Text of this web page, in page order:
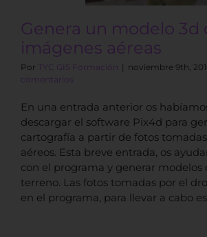
Genera un modelo 3d
imágenes aéreas
Por TYC GIS Formación | noviembre 9th,
comentarios
En una entrada anterior os
descargar el software Pix4d para
cartografía a partir de fotos
aéreos. Esta breve entrada, os
con el programa y generar modelos
terreno. Las fotos tomadas por el
en el programa, para llevar a cabo